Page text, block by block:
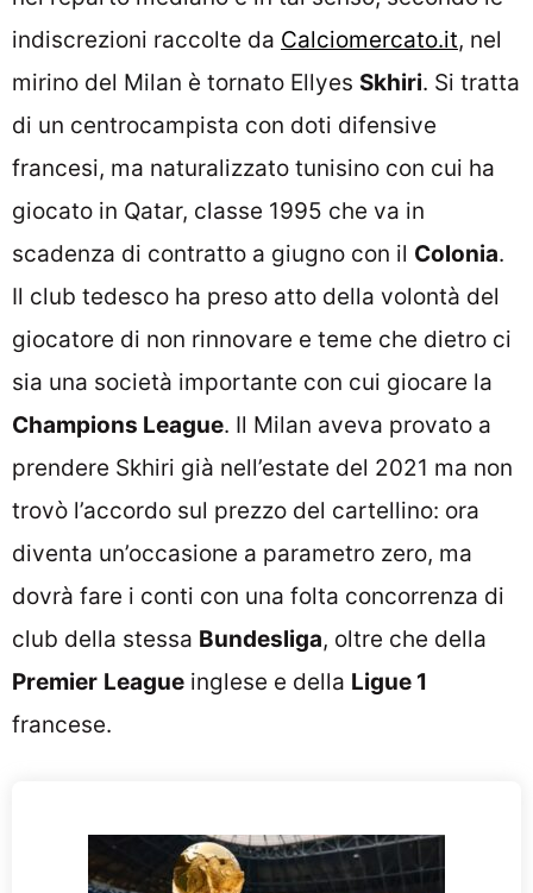
indiscrezioni raccolte da Calciomercato.it, nel
mirino del Milan è tornato Ellyes Skhiri. Si tratta
di un centrocampista con doti difensive
francesi, ma naturalizzato tunisino con cui ha
giocato in Qatar, classe 1995 che va in
scadenza di contratto a giugno con il Colonia.
Il club tedesco ha preso atto della volontà del
giocatore di non rinnovare e teme che dietro ci
sia una società importante con cui giocare la
Champions League. Il Milan aveva provato a
prendere Skhiri già nell’estate del 2021 ma non
trovò l’accordo sul prezzo del cartellino: ora
diventa un’occasione a parametro zero, ma
dovrà fare i conti con una folta concorrenza di
club della stessa Bundesliga, oltre che della
Premier League inglese e della Ligue 1
francese.